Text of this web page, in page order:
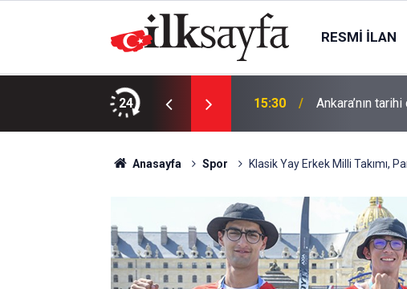
RESMI İLAN
24 15:30 Ankara’nın
Anasayfa Spor Klasik Yay Erkek Milli Takımı,